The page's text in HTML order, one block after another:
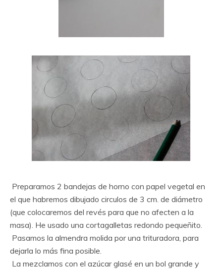
Preparamos 2 bandejas de horno con papel vegetal en
el que habremos dibujado circulos de 3 cm. de diámetro
(que colocaremos del revés para que no afecten a la
masa). He usado una cortagalletas redondo pequeñito.
Pasamos la almendra molida por una trituradora, para
dejarla lo más fina posible.
La mezclamos con el azúcar glasé en un bol grande y